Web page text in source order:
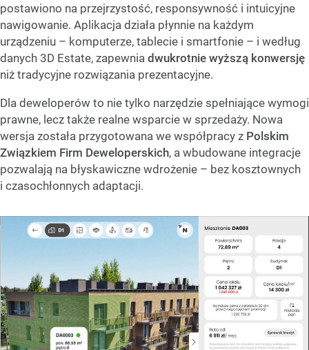
postawiono na przejrzystość, responsywność i intuicyjne
nawigowanie. Aplikacja działa płynnie na każdym
urządzeniu – komputerze, tablecie i smartfonie – i według
danych 3D Estate, zapewnia dwukrotnie wyższą konwersję
niż tradycyjne rozwiązania prezentacyjne.
Dla deweloperów to nie tylko narzędzie spełniające wymogi
prawne, lecz także realne wsparcie w sprzedaży. Nowa
wersja została przygotowana we współpracy z Polskim
Związkiem Firm Deweloperskich, a wbudowane integracje
pozwalają na błyskawiczne wdrożenie – bez kosztownych
i czasochłonnych adaptacji.